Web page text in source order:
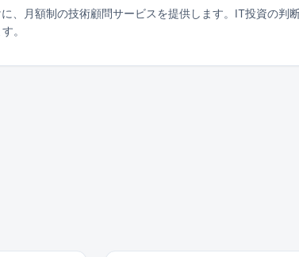
、月額制の技術顧問サービスを提供します。IT投資の
。